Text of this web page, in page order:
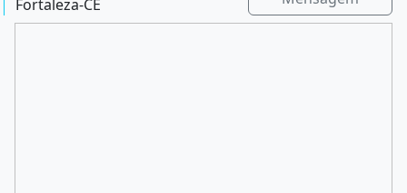
Fortaleza-CE